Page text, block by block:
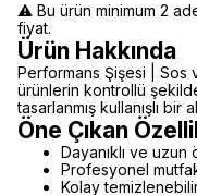
⚠️ Bu ürün minimum 2
fiyat.
Ürün Hakkında
Performans Şişesi | Sos
ürünlerin kontrollü
tasarlanmış kullanışlı bir
Öne Çıkan
Dayanıklı ve uzun
Profesyonel
Kolay